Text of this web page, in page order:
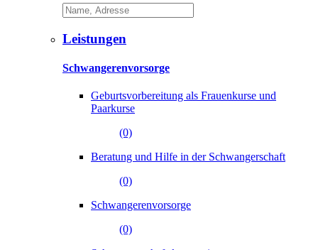
Leistungen
Schwangerenvorsorge
Geburtsvorbereitung als Frauenkurse und
Paarkurse
(0)
Beratung und Hilfe in der Schwangerschaft
(0)
Schwangerenvorsorge
(0)